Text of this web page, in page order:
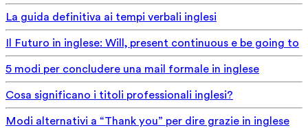
La guida definitiva ai tempi verbali inglesi
Il Futuro in inglese: Will, present continuous e be going to
5 modi per concludere una mail formale in inglese
Cosa significano i titoli professionali inglesi?
Modi alternativi a “Thank you” per dire grazie in inglese